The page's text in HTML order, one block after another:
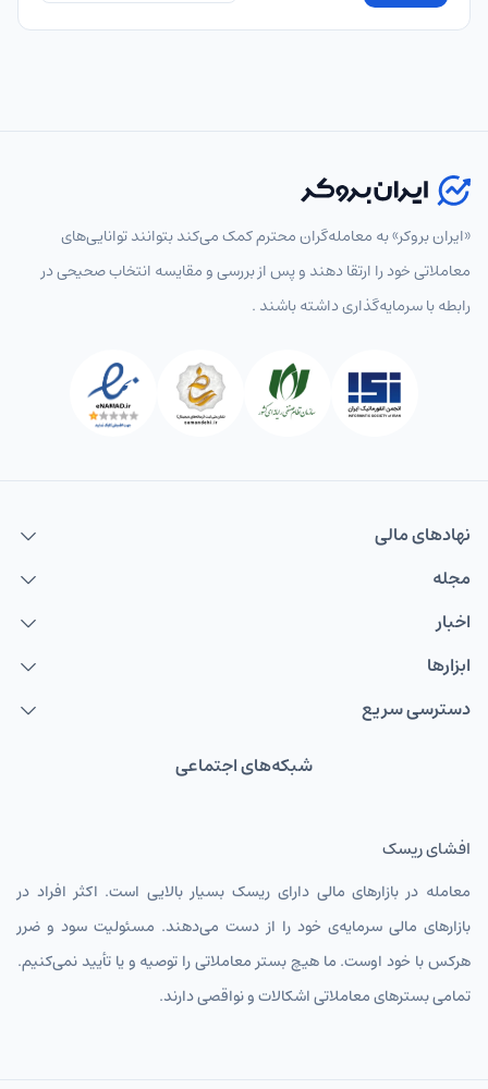
«ایران بروکر» به معامله‌گران محترم کمک می‌کند بتوانند توانایی‌های
معاملاتی خود را ارتقا دهند و پس از بررسی و مقایسه انتخاب‌ صحیحی در
رابطه با سرمایه‌گذاری داشته باشند .
نهاد‌های مالی
مجله
اخبار
ابزارها
دسترسی سریع
شبکه‌های اجتماعی
افشای ریسک
معامله در بازارهای مالی دارای ریسک بسیار بالایی است. اکثر افراد در
بازارهای مالی سرمایه‌ی خود را از دست می‌دهند. مسئولیت سود و ضرر
هرکس با خود اوست. ما هیچ بستر معاملاتی را توصیه و یا تأیید نمی‌کنیم.
تمامی بسترهای معاملاتی اشکالات و نواقصی دارند.